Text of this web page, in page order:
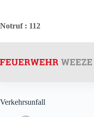
springen
Notruf: 112
Verkehrsunfall